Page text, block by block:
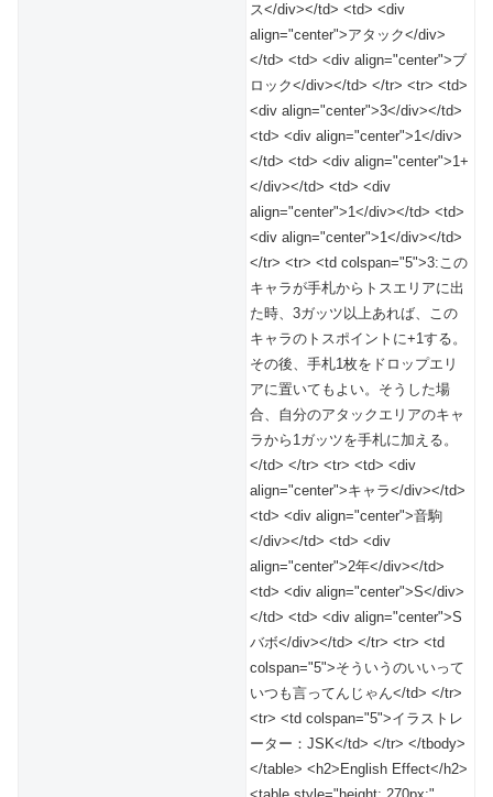
ス</div></td> <td> <div
align="center">アタック</div>
</td> <td> <div align="center">ブ
ロック</div></td> </tr> <tr> <td>
<div align="center">3</div></td>
<td> <div align="center">1</div>
</td> <td> <div align="center">1+
</div></td> <td> <div
align="center">1</div></td> <td>
<div align="center">1</div></td>
</tr> <tr> <td colspan="5">3:この
キャラが手札からトスエリアに出
た時、3ガッツ以上あれば、この
キャラのトスポイントに+1する。
その後、手札1枚をドロップエリ
アに置いてもよい。そうした場
合、自分のアタックエリアのキャ
ラから1ガッツを手札に加える。
</td> </tr> <tr> <td> <div
align="center">キャラ</div></td>
<td> <div align="center">音駒
</div></td> <td> <div
align="center">2年</div></td>
<td> <div align="center">S</div>
</td> <td> <div align="center">S
バボ</div></td> </tr> <tr> <td
colspan="5">そういうのいいって
いつも言ってんじゃん</td> </tr>
<tr> <td colspan="5">イラストレ
ーター：JSK</td> </tr> </tbody>
</table> <h2>English Effect</h2>